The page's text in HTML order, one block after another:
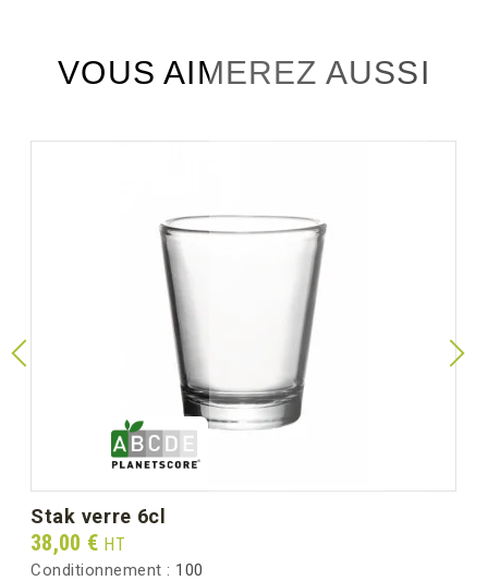
VOUS AIMEREZ AUSSI
stak verre 6cl
Prix
38,00 € HT
Conditionnement : 100